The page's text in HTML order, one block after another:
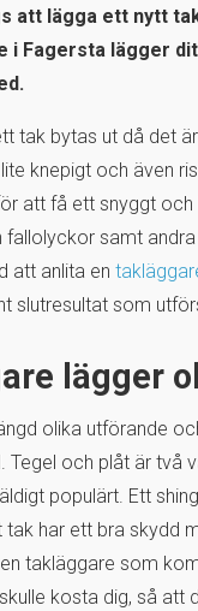
att lägga ett nytt
i Fagersta lägger
tak bytas ut då det
knepigt och även
att få ett snyggt
fallolyckor samt
att anlita en
slutresultat som
lägger
olika utförande
Tegel och plåt är två
populärt. Ett
tak har ett bra skydd
takläggare som
kosta dig, så att